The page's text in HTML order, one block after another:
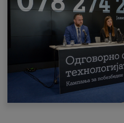
МК EN SQ
Деловни
Поддршка
Надополни кредит